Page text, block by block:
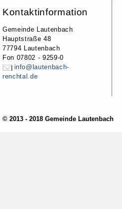
Kontaktinformation
Gemeinde Lautenbach
Hauptstraße 48
77794 Lautenbach
Fon 07802 - 9259-0
info@lautenbach-
renchtal.de
© 2013 - 2018 Gemeinde Lautenbach